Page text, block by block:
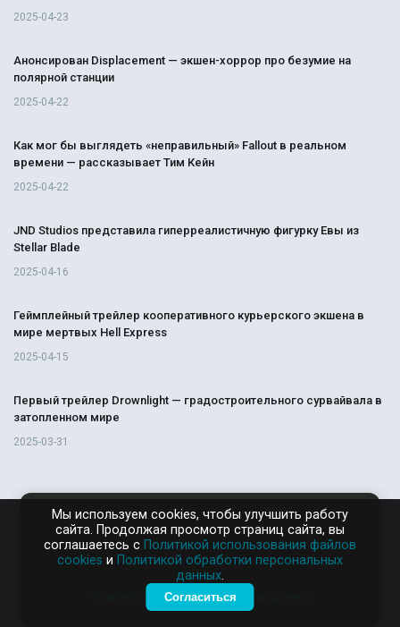
2025-04-23
Анонсирован Displacement — экшен-хоррор про безумие на
полярной станции
2025-04-22
Как мог бы выглядеть «неправильный» Fallout в реальном
времени — рассказывает Тим Кейн
2025-04-22
JND Studios представила гиперреалистичную фигурку Евы из
Stellar Blade
2025-04-16
Геймплейный трейлер кооперативного курьерского экшена в
мире мертвых Hell Express
2025-04-15
Первый трейлер Drownlight — градостроительного сурвайвала в
затопленном мире
2025-03-31
Мы используем cookies, чтобы улучшить работу
сайта. Продолжая просмотр страниц сайта, вы
соглашаетесь с Политикой использования файлов
cookies и Политикой обработки персональных
данных.
Согласиться
RAMPAGA.RU
Политика обработки персональных данных